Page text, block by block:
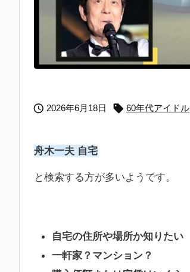
 2026年6月18日  60年代アイドル
舟木一夫 自宅
と検索する方が多いようです。
自宅の住所や場所か知りたい
一軒家？マンション？